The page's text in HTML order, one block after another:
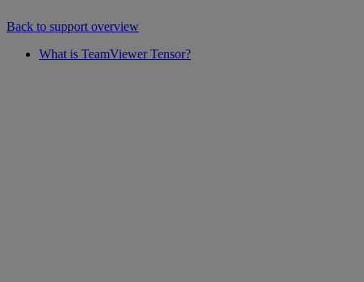
Back to support overview
What is TeamViewer Tensor?